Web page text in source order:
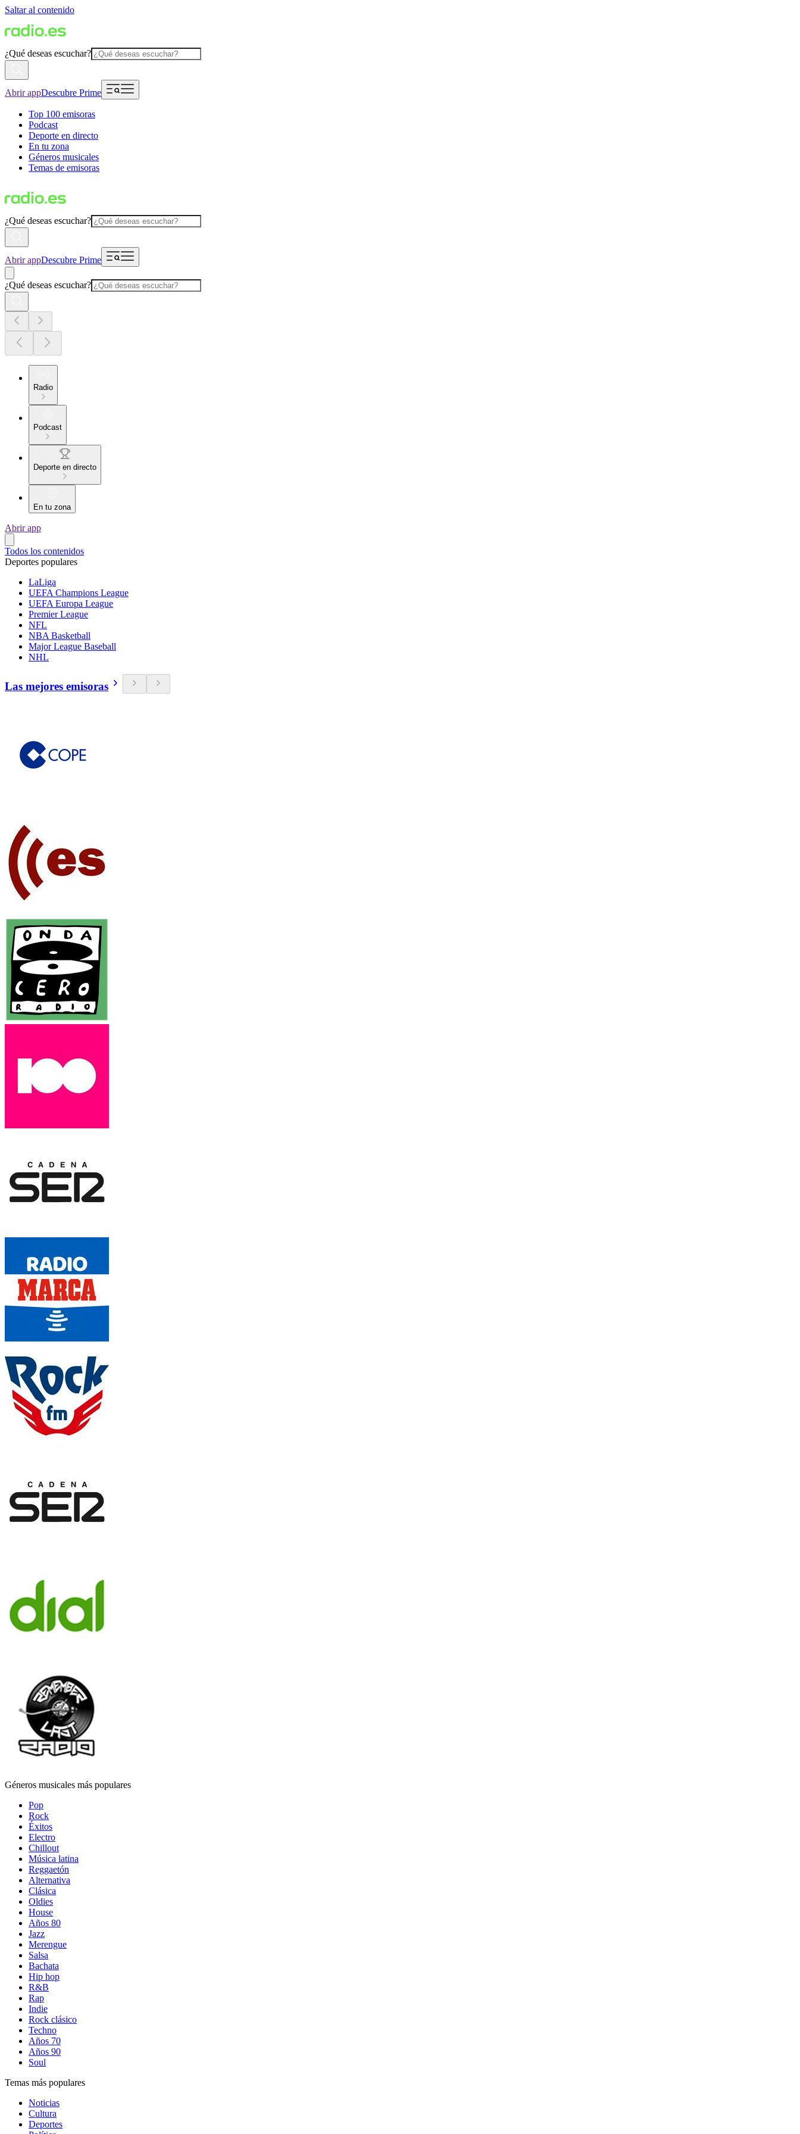
Saltar al contenido
¿Qué deseas escuchar?
Abrir appDescubre Prime
Top 100 emisoras
Podcast
Deporte en directo
En tu zona
Géneros musicales
Temas de emisoras
¿Qué deseas escuchar?
Abrir appDescubre Prime
¿Qué deseas escuchar?
Radio
Podcast
Deporte en directo
En tu zona
Abrir app
Todos los contenidos
Deportes populares
LaLiga
UEFA Champions League
UEFA Europa League
Premier League
NFL
NBA Basketball
Major League Baseball
NHL
Las mejores emisoras
Géneros musicales más populares
Pop
Rock
Éxitos
Electro
Chillout
Música latina
Reggaetón
Alternativa
Clásica
Oldies
House
Años 80
Jazz
Merengue
Salsa
Bachata
Hip hop
R&B
Rap
Indie
Rock clásico
Techno
Años 70
Años 90
Soul
Temas más populares
Noticias
Cultura
Deportes